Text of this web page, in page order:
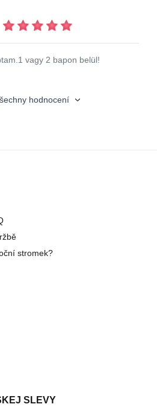
vagy 2 bapon belül!
hodnocení
stromek?
SLEVY